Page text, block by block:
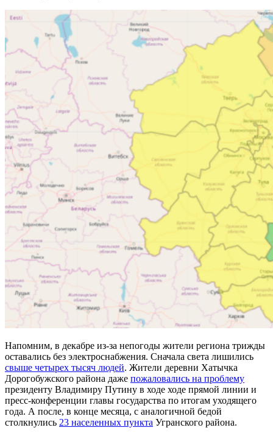
Напомним, в декабре из-за непогоды жители региона трижды
оставались без электроснабжения. Сначала света лишились
свыше четырех тысяч людей. Жители деревни Хатычка
Дорогобужского района даже пожаловались на проблему
президенту Владимиру Путину в ходе ходе прямой линии и
пресс-конференции главы государства по итогам уходящего
года. А после, в конце месяца, с аналогичной бедой
столкнулись 23 населенных пункта Угранского района.